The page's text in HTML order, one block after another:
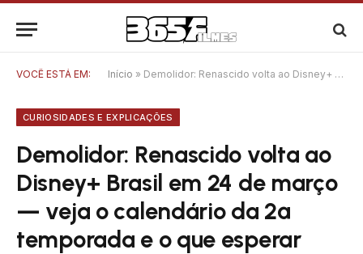
VOCÊ ESTÁ EM: Início » Demolidor: Renascido volta ao Disney+ Brasil em 24 de março — veja o calendário da 2ª temporada e o que esperar
CURIOSIDADES E EXPLICAÇÕES
Demolidor: Renascido volta ao
Disney+ Brasil em 24 de março
— veja o calendário da 2ª
temporada e o que esperar